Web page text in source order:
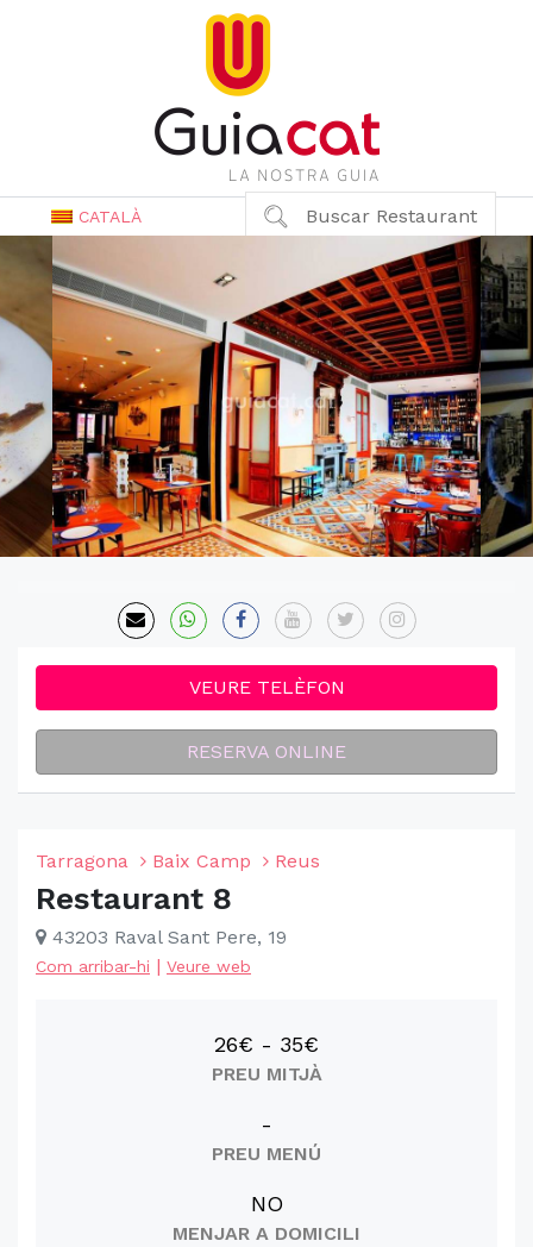
CATALÀ Buscar Restaurant
VEURE TELÈFON
RESERVA ONLINE
Tarragona Baix Camp Reus
Restaurant 8
43203 Raval Sant Pere, 19
Com arribar-hi | Veure web
26€ - 35€
PREU MITJÀ
-
PREU MENÚ
NO
MENJAR A DOMICILI